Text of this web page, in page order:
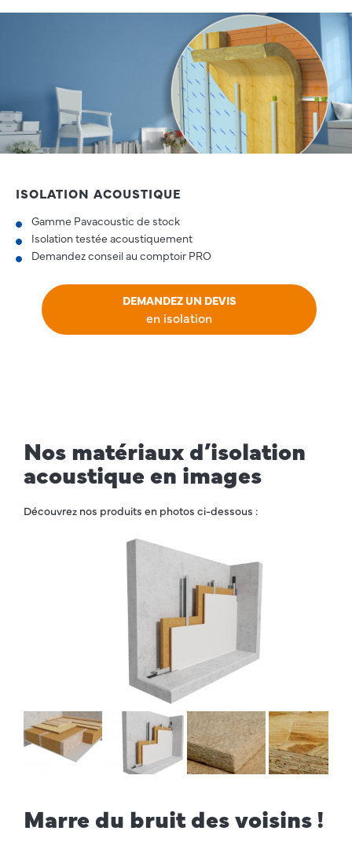
ISOLATION ACOUSTIQUE
Gamme Pavacoustic de stock
Isolation testée acoustiquement
Demandez conseil au comptoir PRO
DEMANDEZ UN DEVIS
en isolation
Nos matériaux d’isolation
acoustique en images
Découvrez nos produits en photos ci-dessous :
Marre du bruit des voisins !